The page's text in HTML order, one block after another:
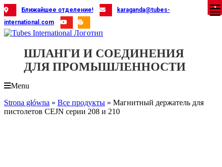
Skip
to
content
Ближайшее отделение!
karaganda@tubes-
international.com
ШЛАНГИ И СОЕДИНЕНИЯ
ДЛЯ ПРОМЫШЛЕННОСТИ
Menu
Strona główna » Все продукты » Магнитный держатель для
пистолетов CEJN серии 208 и 210
X
X
X
X
X
X
X
X
X
X
X
X
X
X
X
X
X
X
X